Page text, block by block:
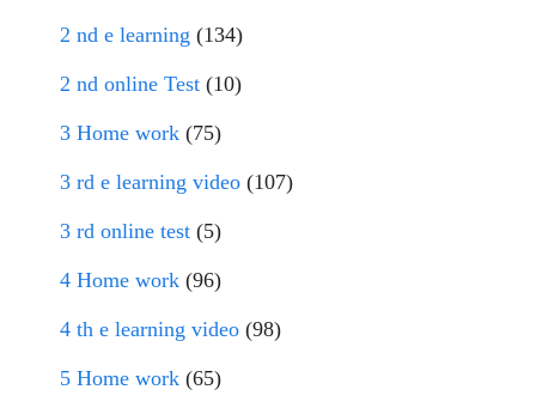
2 nd e learning (134)
2 nd online Test (10)
3 Home work (75)
3 rd e learning video (107)
3 rd online test (5)
4 Home work (96)
4 th e learning video (98)
5 Home work (65)